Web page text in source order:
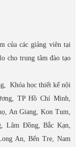
của các giảng viên tại
cho trung tâm đào tạo
Khóa học thiết kế nội
TP Hồ Chí Minh,
An Giang, Kon Tum,
Lâm Đồng, Bắc Kạn,
An, Bến Tre, Nam